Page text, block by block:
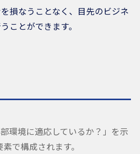
損なうことなく、目先のビジネ
ことができます。
環境に適応しているか？」を示
で構成されます。